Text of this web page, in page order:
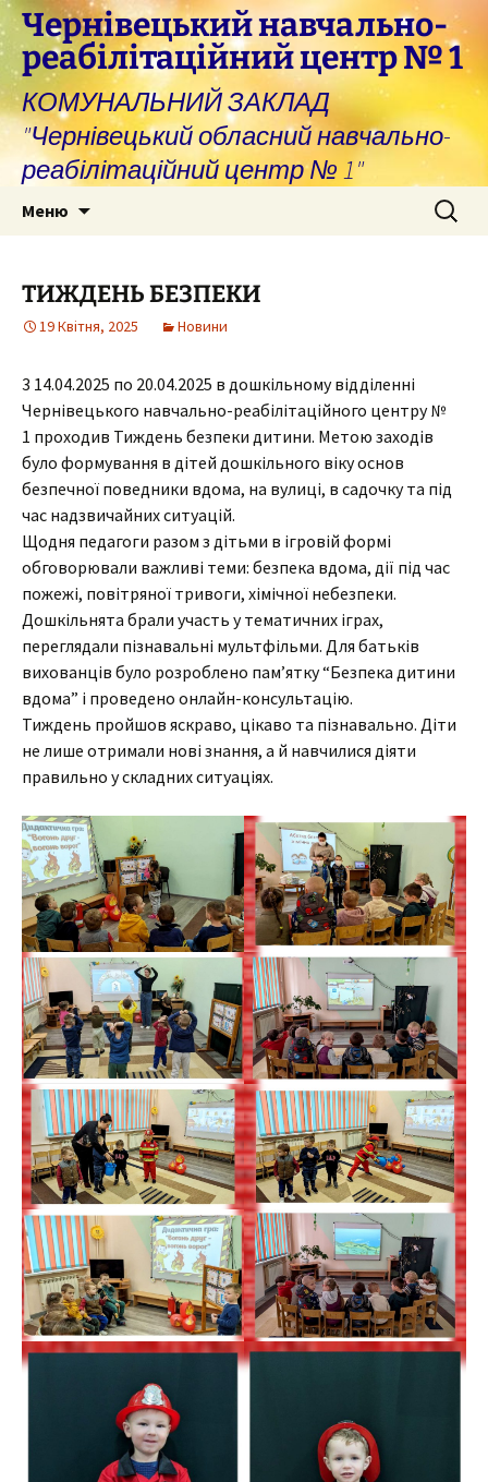
Перейти
до
вмісту
Чернівецький навчально-
реабілітаційний центр № 1
КОМУНАЛЬНИЙ ЗАКЛАД
"Чернівецький обласний навчально-
реабілітаційний центр № 1"
Меню Пошук:
ТИЖДЕНЬ БЕЗПЕКИ
19 Квітня, 2025 Новини
3 14.04.2025 по 20.04.2025 в дошкільному відділенні
Чернівецького навчально-реабілітаційного центру №
1 проходив Тиждень безпеки дитини. Метою заходів
було формування в дітей дошкільного віку основ
безпечної поведники вдома, на вулиці, в садочку та під
час надзвичайних ситуацій.
Щодня педагоги разом з дітьми в ігровій формі
обговорювали важливі теми: безпека вдома, дії під час
пожежі, повітряної тривоги, хімічної небезпеки.
Дошкільнята брали участь у тематичних іграх,
переглядали пізнавальні мультфільми. Для батьків
вихованців було розроблено пам’ятку “Безпека дитини
вдома” і проведено онлайн-консультацію.
Тиждень пройшов яскраво, цікаво та пізнавально. Діти
не лише отримали нові знання, а й навчилися діяти
правильно у складних ситуаціях.